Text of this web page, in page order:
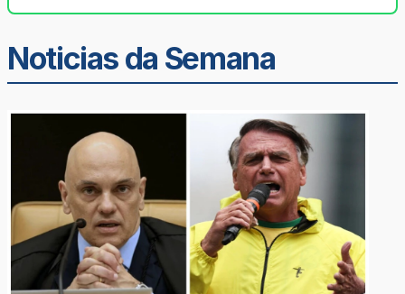
Noticias da Semana